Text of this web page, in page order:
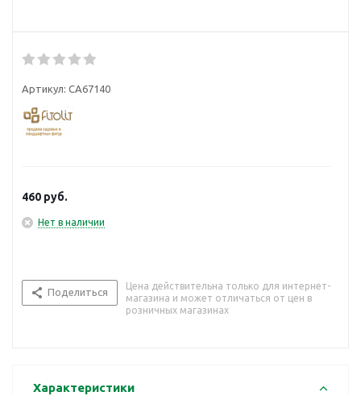
Артикул: СА67140
460 руб.
Нет в наличии
Поделиться
Цена действительна только для интернет-
магазина и может отличаться от цен в
розничных магазинах
Характеристики